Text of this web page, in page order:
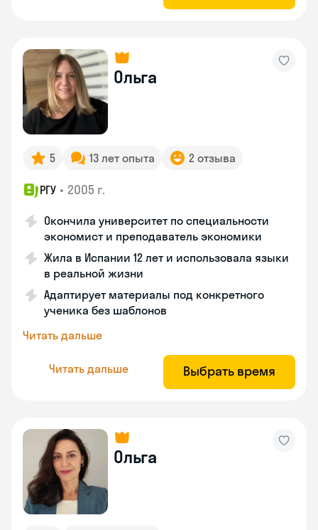
Ольга
5 13 лет опыта 2 отзыва
РГУ • 2005 г.
Окончила университет по специальности
экономист и преподаватель экономики
Жила в Испании 12 лет и использовала языки
в реальной жизни
Адаптирует материалы под конкретного
ученика без шаблонов
Читать дальше
Читать дальше Выбрать время
Ольга